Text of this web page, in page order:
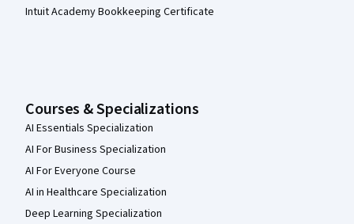
Intuit Academy Bookkeeping Certificate
Courses & Specializations
AI Essentials Specialization
AI For Business Specialization
AI For Everyone Course
AI in Healthcare Specialization
Deep Learning Specialization